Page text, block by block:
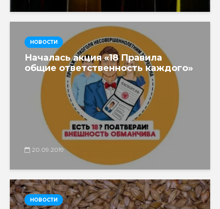
НОВОСТИ
Началась акция «18 Правила
общие ответственность каждого»
20.09.2019
НОВОСТИ